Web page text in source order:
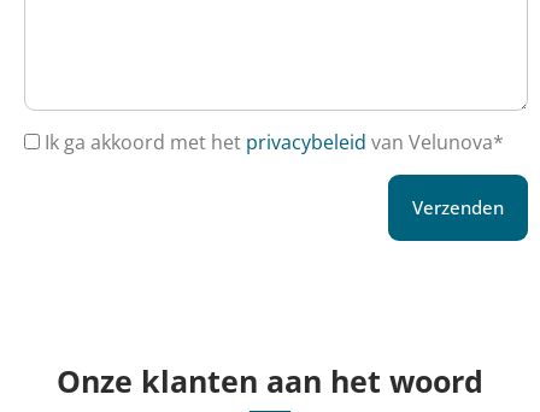
Ik ga akkoord met het privacybeleid van Velunova*
Verzenden
Onze klanten aan het woord